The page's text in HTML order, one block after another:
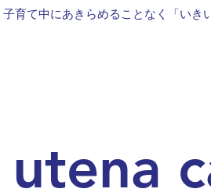
子育て中にあきらめることなく「いき
utena